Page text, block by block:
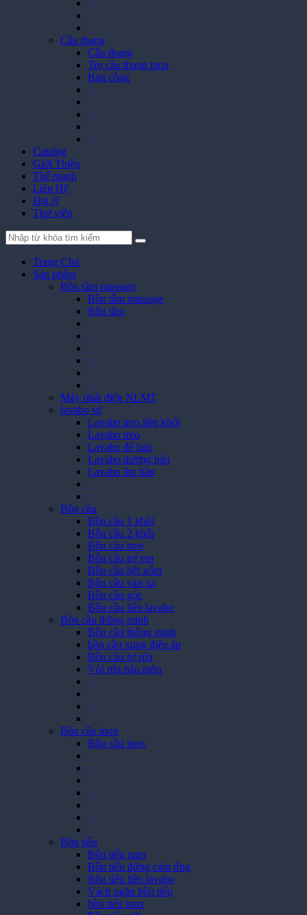
>
>
>
Cầu thang
Cầu thang
Trụ cầu thang inox
Ban công
>
>
>
>
>
Catalog
Giới Thiệu
Thế mạnh
Liên Hệ
Đại lý
Thư viện
Trang Chủ
Sản phẩm
Bồn tắm massage
Bồn tắm massage
Bồn tắm
>
>
>
>
>
>
Máy phát điện NLMT
lavabo sứ
Lavabo treo liên khối
Lavabo treo
Lavabo để bàn
Lavabo dương bàn
Lavabo âm bàn
>
>
Bồn cầu
Bồn cầu 1 khối
Bồn cầu 2 khối
Bồn cầu treo
Bồn cầu trẻ em
Bồn cầu bệt xổm
Bồn cầu van xả
Bồn cầu góc
Bồn cầu liền lavabo
Bồn cầu thông minh
Bồn cầu thông minh
bồn cầu xung điện áp
Bồn cầu tự rửa
Vòi rửa hậu môn
>
>
>
>
Bồn cầu inox
Bồn cầu inox
>
>
>
>
>
>
>
Bồn tiểu
Bồn tiểu nam
Bồn tiểu đứng cảm ứng
Bồn tiểu liền lavabo
Vách ngăn bồn tiểu
bồn tiểu inox